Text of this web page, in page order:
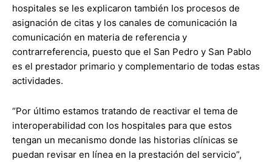
hospitales se les explicaron también los procesos de
asignación de citas y los canales de comunicación la
comunicación en materia de referencia y
contrarreferencia, puesto que el San Pedro y San Pablo
es el prestador primario y complementario de todas estas
actividades.
“Por último estamos tratando de reactivar el tema de
interoperabilidad con los hospitales para que estos
tengan un mecanismo donde las historias clínicas se
puedan revisar en línea en la prestación del servicio”,